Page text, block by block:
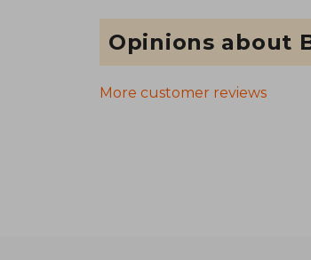
Opinions about
More customer reviews